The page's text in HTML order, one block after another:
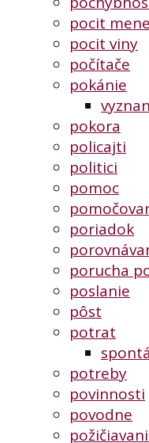
pocit
pocit viny
počítače
pokánie
pokora
policajti
politici
pomoc
poriadok
porucha
poslanie
pôst
potrat
potreby
povinnosti
povodne